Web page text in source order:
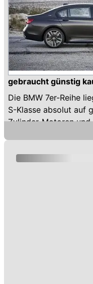
gebraucht günstig
Die BMW 7er-Reihe
S-Klasse absolut auf
Zylinder-Motoren
Versionen (siehe
technischem Top-